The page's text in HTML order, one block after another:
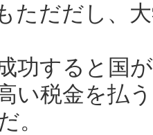
ただだし、
功すると国
い税金を払
。